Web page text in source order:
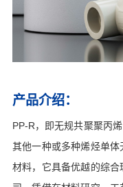
产品介绍：
PP-R，即无规共聚聚丙
其他一种或多种烯烃单
材料，它具备优越的综